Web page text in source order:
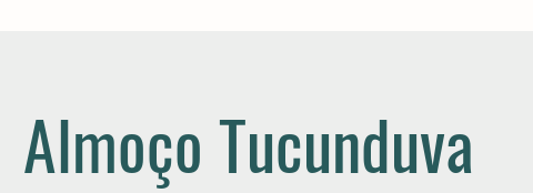
Almoço Tucunduva